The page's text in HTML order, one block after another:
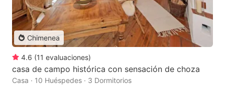
Chimenea
4.6 (11 evaluaciones)
casa de campo histórica con sensación de choza
Casa · 10 Huéspedes · 3 Dormitorios